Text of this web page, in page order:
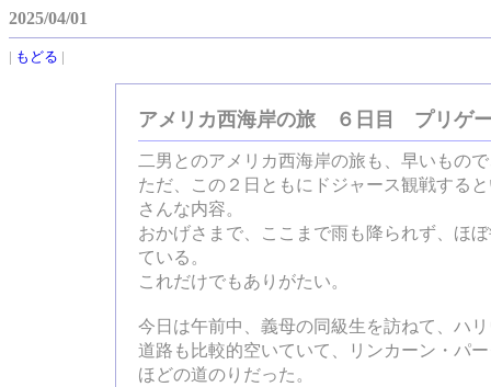
2025/04/01
| もどる |
アメリカ西海岸の旅 ６日目 プリゲ
二男とのアメリカ西海岸の旅も、早いもの
ただ、この２日ともにドジャース観戦する
さんな内容。
おかげさまで、ここまで雨も降られず、ほ
ている。
これだけでもありがたい。
今日は午前中、義母の同級生を訪ねて、ハ
道路も比較的空いていて、リンカーン・パ
ほどの道のりだった。